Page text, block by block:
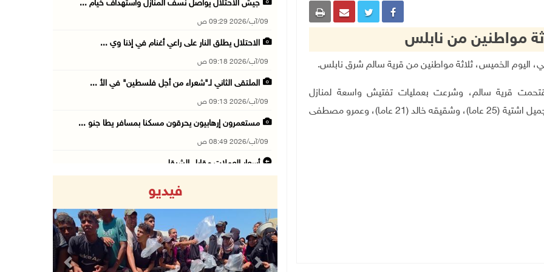
مواطنين من نابلس
اقتحمت قرية سالم، وشرعت بعمليات تفتيش واسعة لمنازل
المواطنين، واعتقلت ثلاثة مواطنين، وهم: أنس عاكف جميل اشتية (25 عاما)، وشقيقه خالد (21 عاما)، وعمرو مصطفى
جيش الاحتلال يواصل نسف المنازل واستهداف خيام ...
09/آب/2026 09:29 ص
الاحتلال يطلق النار على راعي أغنام في إذنا وي ...
09/آب/2026 09:18 ص
الملتقى الثاني لـ"شعراء من أجل فلسطين" في الأ ...
09/آب/2026 09:13 ص
مستعمرون إرهابيون يحرقون مسكنا بمسافر يطا جنو ...
09/آب/2026 08:49 ص
أسعار العملات مقابل الشيقل
09/آب/2026 08:36 ص
أبرز عناوين الصحف الفلسطينية
09/آب/2026 08:32 ص
فيديو
Previous Next